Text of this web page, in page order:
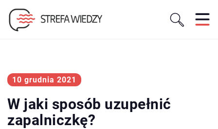
10 grudnia 2021
W jaki sposób uzupełnić
zapalniczkę?